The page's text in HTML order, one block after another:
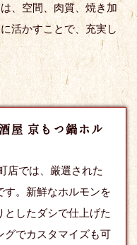
、空間、肉質、焼き加
活かすことで、充実し
屋 京もつ鍋ホル
店では、厳選された
す。新鮮なホルモンを
したダシで仕上げた
グでカスタマイズも可